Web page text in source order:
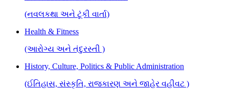
(નવલકથા અને ટૂંકી વાર્તા)
Health & Fitness
(આરોગ્ય અને તંદુરસ્તી )
History, Culture, Politics & Public Administration
(ઈતિહાસ, સંસ્કૃતિ, રાજકારણ અને જાહેર વહીવટ )